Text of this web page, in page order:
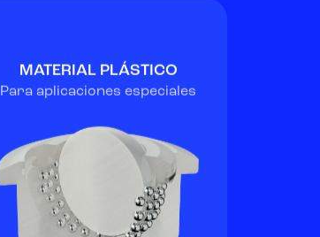
MATERIAL PLÁSTICO
Para aplicaciones especiales